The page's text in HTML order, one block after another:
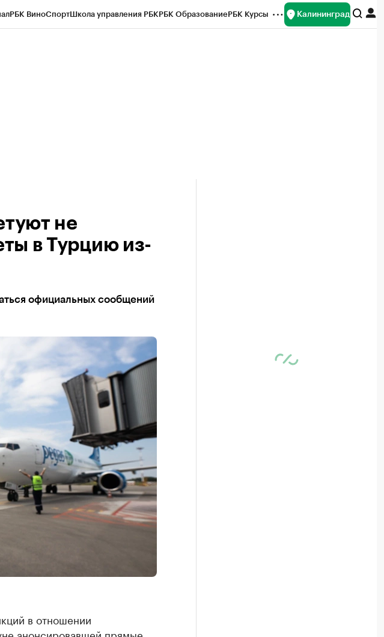
РБК ВиноСпортШкола управления РБКРБК ОбразованиеРБК Курсы Калининград
не
в Турцию из-
официальных сообщений
в отношении